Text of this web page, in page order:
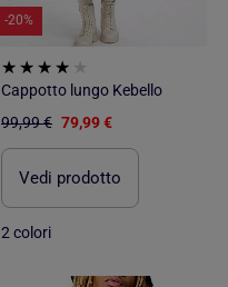
-20%
Cappotto lungo Kebello
99,99 € 79,99 €
Vedi prodotto
2 colori